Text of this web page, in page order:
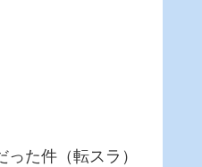
た件（転スラ）